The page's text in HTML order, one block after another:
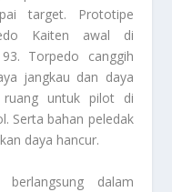
target.
Prototipe
Kaiten awal di
Torpedo canggih
jangkau dan daya
ruang untuk pilot di
Serta bahan peledak
daya hancur.
berlangsung dalam